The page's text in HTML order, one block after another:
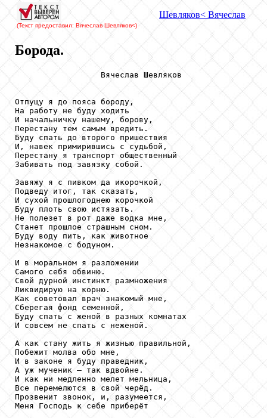
(Текст предоставил: Вячеслав Шевляков<)
Шевляков< Вячеслав
Борода.
                  Вячеслав Шевляков
Отпущу я до пояса бороду,
На работу не буду ходить
И начальничку нашему, борову,
Перестану тем самым вредить.
Буду спать до второго пришествия
И, навек примирившись с судьбой,
Перестану я транспорт общественный
Забивать под завязку собой.
Завяжу я с пивком да икорочкой,
Подведу итог, так сказать,
И сухой прошлогоднею корочкой
Буду плоть свою истязать.
Не полезет в рот даже водка мне,
Станет прошлое страшным сном.
Буду воду пить, как животное
Незнакомое с бодуном.
И в моральном я разложении
Самого себя обвиню.
Свой дурной инстинкт размножения
Ликвидирую на корню.
Как советовал врач знакомый мне,
Сберегая фонд семенной,
Буду спать с женой в разных комнатах
И совсем не спать с неженой.
А как стану жить я жизнью правильной,
Побежит молва обо мне,
И в законе я буду праведник,
А уж мученик – так вдвойне.
И как ни медленно мелет мельница,
Все перемелются в свой черёд.
Прозвенит звонок, и, разумеется,
Меня Господь к себе приберёт